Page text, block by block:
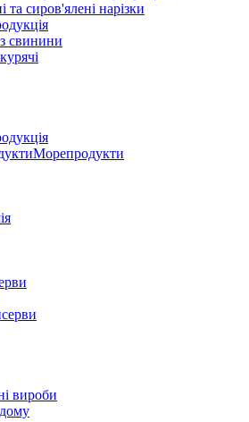
та сиров'ялені нарізки
свинини
Морепродукти
вироби